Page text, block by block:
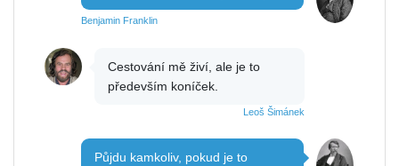
Benjamin Franklin
Cestování mě živí, ale je to
především koníček.
Leoš Šimánek
Půjdu kamkoliv, pokud je to